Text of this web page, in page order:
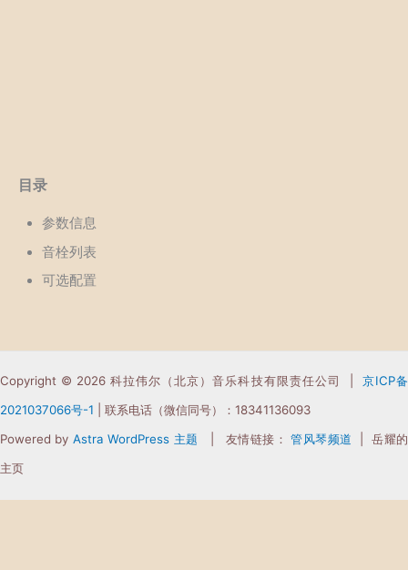
目录
参数信息
音栓列表
可选配置
Copyright © 2026 科拉伟尔（北京）音乐科技有限责任公司 | 京ICP备
2021037066号-1 | 联系电话（微信同号）：18341136093
Powered by Astra WordPress 主题 | 友情链接：管风琴频道 | 岳耀的
主页